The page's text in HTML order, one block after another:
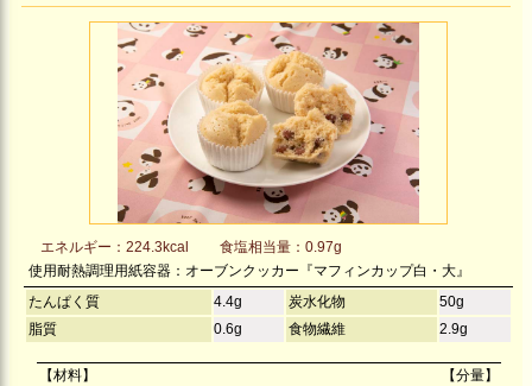
エネルギー：224.3kcal
食塩相当量：0.97g
使用耐熱調理用紙容器：オーブンクッカー『マフィンカップ白・大』
たんぱく質
4.4g 炭水化物
50g
脂質
0.6g 食物繊維 2.9g
【材料】 【分量】